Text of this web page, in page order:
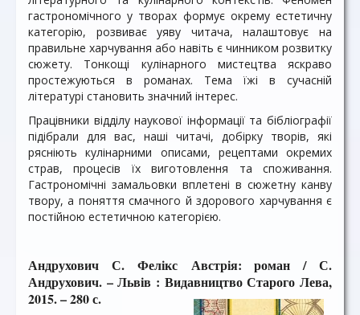
гастрономічного у творах формує окрему естетичну
категорію, розвиває уяву читача, налаштовує на
правильне харчування або навіть є чинником розвитку
сюжету. Тонкощі кулінарного мистецтва яскраво
простежуються в романах. Тема їжі в сучасній
літературі становить значний інтерес.
Працівники відділу наукової інформації та бібліографії
підібрали для вас, наші читачі, добірку творів, які
рясніють кулінарними описами, рецептами окремих
страв, процесів їх виготовлення та споживання.
Гастрономічні замальовки вплетені в сюжетну канву
твору, а поняття смачного й здорового харчування є
постійною естетичною категорією.
Андрухович С. Фелікс Австрія: роман / С.
Андрухович. – Львів : Видавництво Старого Лева,
2015. – 280 с.